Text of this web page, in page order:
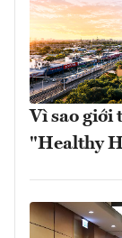
Vì sao giới
"Healthy